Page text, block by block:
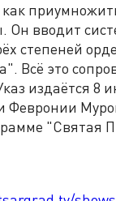
вводит
степеней
Всё это
издаётся 8
Февронии
"Святая